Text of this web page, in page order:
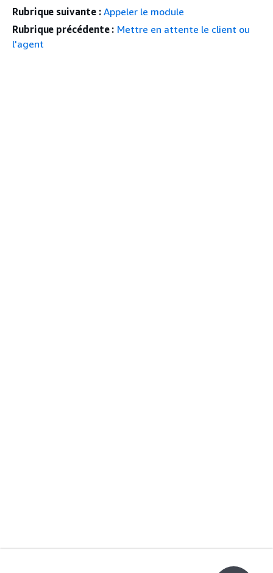
Rubrique suivante : Appeler le module
Rubrique précédente : Mettre en attente le client ou
l'agent